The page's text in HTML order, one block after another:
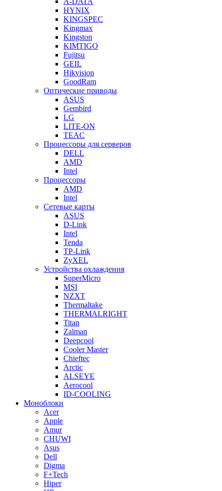
HYNIX
KINGSPEC
Kingmax
Kingston
KIMTIGO
Fujitsu
GEIL
Hikvision
GoodRam
Оптические приводы
ASUS
Gembird
LG
LITE-ON
TEAC
Процессоры для серверов
DELL
AMD
Intel
Процессоры
AMD
Intel
Сетевые карты
ASUS
D-Link
Intel
Tenda
TP-Link
ZyXEL
Устройства охлаждения
SuperMicro
MSI
NZXT
Thermaltake
THERMALRIGHT
Titan
Zalman
Deepcool
Cooler Master
Chieftec
Arctic
ALSEYE
Aerocool
ID-COOLING
Моноблоки
Acer
Apple
Amur
CHUWI
Asus
Dell
Digma
F+Tech
Hiper